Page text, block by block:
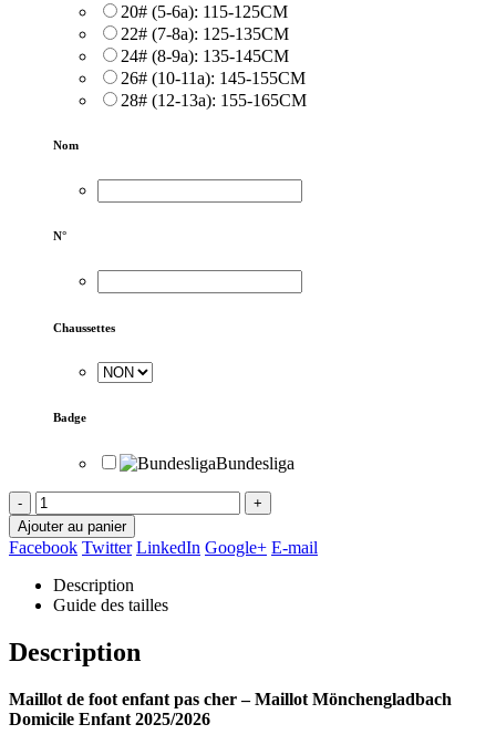
20# (5-6a): 115-125CM
22# (7-8a): 125-135CM
24# (8-9a): 135-145CM
26# (10-11a): 145-155CM
28# (12-13a): 155-165CM
Nom
N°
Chaussettes
Badge
Bundesliga
-
+
Ajouter au panier
Facebook Twitter LinkedIn Google+ E-mail
Description
Guide des tailles
Description
Maillot de foot enfant pas cher – Maillot Mönchengladbach
Domicile Enfant 2025/2026